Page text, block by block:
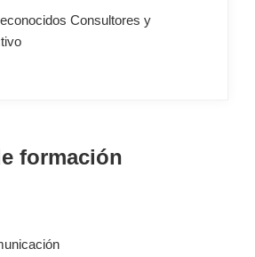
Consultores y
formación